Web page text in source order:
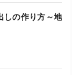
しの作り方～地